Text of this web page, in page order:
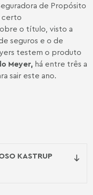
KASTRUP
de Propósito
certo
o título, visto a
seguros e o de
testem o produto
Meyer, há entre três a
sair este ano.